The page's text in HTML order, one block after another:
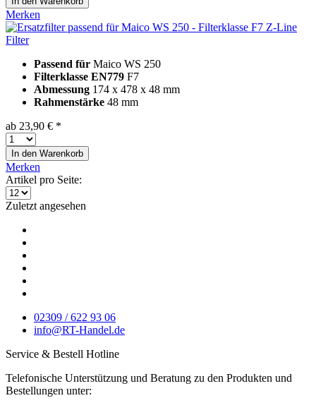
Merken
Z-Line
Filter
Passend für Maico WS 250
Filterklasse EN779 F7
Abmessung 174 x 478 x 48 mm
Rahmenstärke 48 mm
ab 23,90 € *
In den Warenkorb
Merken
Artikel pro Seite:
Zuletzt angesehen
02309 / 622 93 06
info@RT-Handel.de
Service & Bestell Hotline
Telefonische Unterstützung und Beratung zu den Produkten und
Bestellungen unter: